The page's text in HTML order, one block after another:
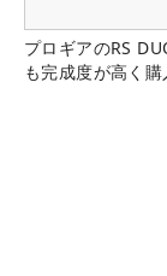
プロギアのRS
も完成度が高く購